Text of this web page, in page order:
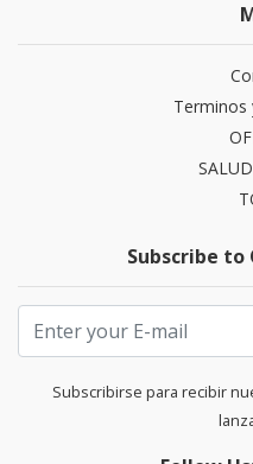
Terminos
Subscribe
Subscribirse para recibir